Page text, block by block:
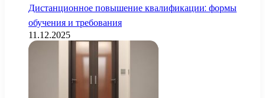
Дистанционное повышение квалификации: формы
обучения и требования
11.12.2025